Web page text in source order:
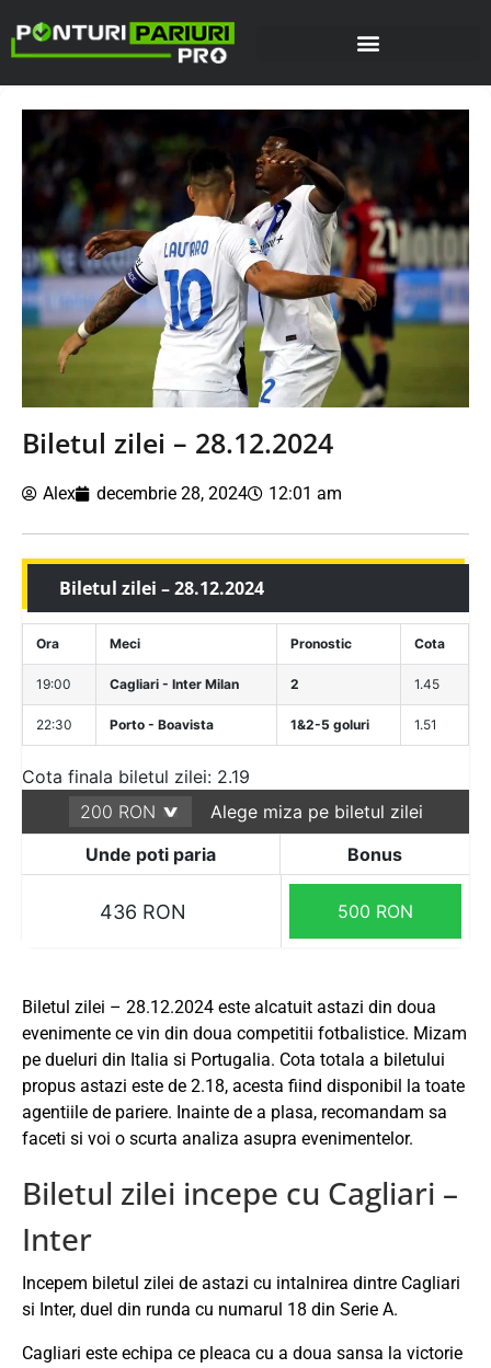
Biletul zilei – 28.12.2024
Alex decembrie 28, 2024 12:01 am
Biletul zilei – 28.12.2024
Ora Meci Pronostic Cota
19:00 Cagliari - Inter Milan 2 1.45
22:30 Porto - Boavista 1&2-5 goluri 1.51
Cota finala biletul zilei: 2.19
Alege miza pe biletul zilei
Unde poti paria
Bonus
436 RON 500 RON
Biletul zilei – 28.12.2024 este alcatuit astazi din doua
evenimente ce vin din doua competitii fotbalistice. Mizam
pe dueluri din Italia si Portugalia. Cota totala a biletului
propus astazi este de 2.18, acesta fiind disponibil la toate
agentiile de pariere. Inainte de a plasa, recomandam sa
faceti si voi o scurta analiza asupra evenimentelor.
Biletul zilei incepe cu Cagliari –
Inter
Incepem biletul zilei de astazi cu intalnirea dintre Cagliari
si Inter, duel din runda cu numarul 18 din Serie A.
Cagliari este echipa ce pleaca cu a doua sansa la victorie